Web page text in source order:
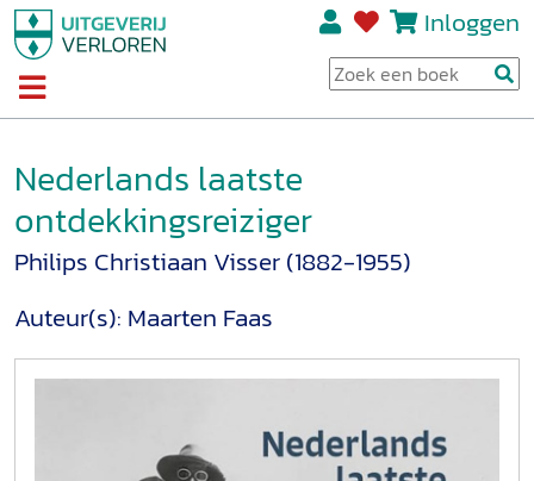
Inloggen
Nederlands laatste
ontdekkingsreiziger
Philips Christiaan Visser (1882-1955)
Auteur(s): Maarten Faas